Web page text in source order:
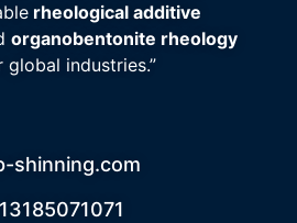
rheological additive
organobentonite rheology
global industries.”
shinning.com